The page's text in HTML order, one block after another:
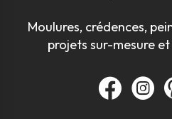
Moulures, crédences,
projets sur-mesure